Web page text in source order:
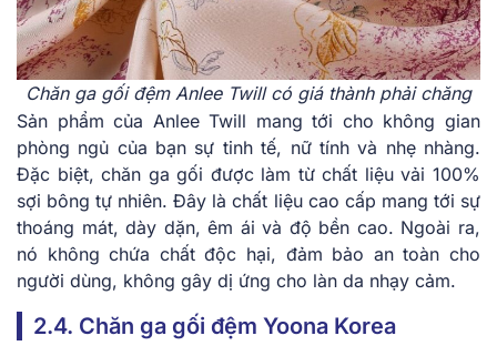
Chăn ga gối đệm Anlee Twill có giá thành phải chăng
Sản phẩm của Anlee Twill mang tới cho không gian
phòng ngủ của bạn sự tinh tế, nữ tính và nhẹ nhàng.
Đặc biệt, chăn ga gối được làm từ chất liệu vải 100%
sợi bông tự nhiên. Đây là chất liệu cao cấp mang tới sự
thoáng mát, dày dặn, êm ái và độ bền cao. Ngoài ra,
nó không chứa chất độc hại, đảm bảo an toàn cho
người dùng, không gây dị ứng cho làn da nhạy cảm.
2.4. Chăn ga gối đệm Yoona Korea